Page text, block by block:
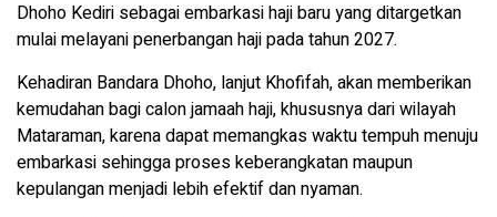
Dhoho Kediri sebagai embarkasi haji baru yang ditargetkan
mulai melayani penerbangan haji pada tahun 2027.
Kehadiran Bandara Dhoho, lanjut Khofifah, akan memberikan
kemudahan bagi calon jamaah haji, khususnya dari wilayah
Mataraman, karena dapat memangkas waktu tempuh menuju
embarkasi sehingga proses keberangkatan maupun
kepulangan menjadi lebih efektif dan nyaman.